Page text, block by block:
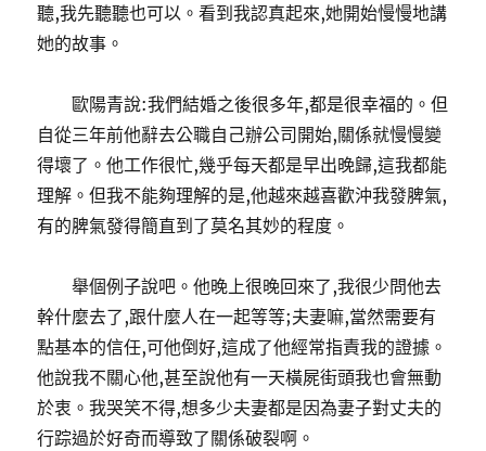
聽,我先聽聽也可以。看到我認真起來,她開始慢慢地講
她的故事。
歐陽青說:我們結婚之後很多年,都是很幸福的。但
自從三年前他辭去公職自己辦公司開始,關係就慢慢變
得壞了。他工作很忙,幾乎每天都是早出晚歸,這我都能
理解。但我不能夠理解的是,他越來越喜歡沖我發脾氣,
有的脾氣發得簡直到了莫名其妙的程度。
舉個例子說吧。他晚上很晚回來了,我很少問他去
幹什麼去了,跟什麼人在一起等等;夫妻嘛,當然需要有
點基本的信任,可他倒好,這成了他經常指責我的證據。
他說我不關心他,甚至說他有一天橫屍街頭我也會無動
於衷。我哭笑不得,想多少夫妻都是因為妻子對丈夫的
行踪過於好奇而導致了關係破裂啊。